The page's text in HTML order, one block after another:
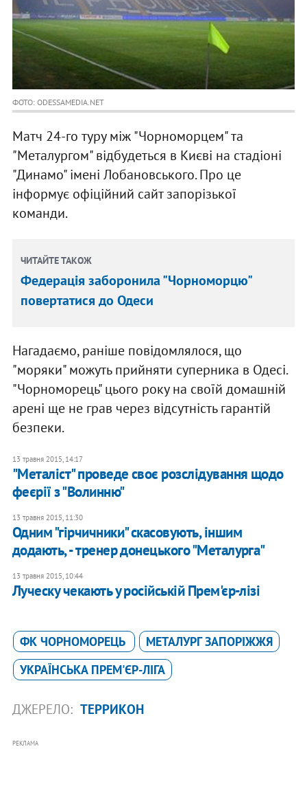
ФОТО: ODESSAMEDIA.NET
Матч 24-го туру між "Чорноморцем" та
"Металургом" відбудеться в Києві на стадіоні
"Динамо" імені Лобановського. Про це
інформує офіційний сайт запорізької
команди.
ЧИТАЙТЕ ТАКОЖ
Федерація заборонила "Чорноморцю"
повертатися до Одеси
Нагадаємо, раніше повідомлялося, що
"моряки" можуть прийняти суперника в Одесі.
"Чорноморець" цього року на своїй домашній
арені ще не грав через відсутність гарантій
безпеки.
13 травня 2015, 14:17
"Металіст" проведе своє розслідування щодо
феєрії з "Волинню"
13 травня 2015, 11:30
Одним "гірчичники" скасовують, іншим
додають, - тренер донецького "Металурга"
13 травня 2015, 10:44
Луческу чекають у російській Прем'єр-лізі
ФК ЧОРНОМОРЕЦЬ
МЕТАЛУРГ ЗАПОРІЖЖЯ
УКРАЇНСЬКА ПРЕМ'ЄР-ЛІГА
ДЖЕРЕЛО: ТЕРРИКОН
РЕКЛАМА